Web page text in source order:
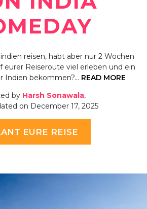
reisen, habt aber nur 2 Wochen
eurer Reiseroute viel erleben und ein
Indien bekommen?… READ MORE
by Harsh Sonawala,
on December 17, 2025
EURE REISE